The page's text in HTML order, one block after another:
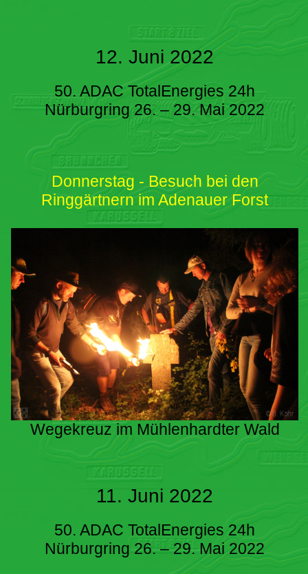
12. Juni 2022
50. ADAC TotalEnergies 24h
Nürburgring 26. – 29. Mai 2022
Donnerstag - Besuch bei den
Ringgärtnern im Adenauer Forst
Wegekreuz im Mühlenhardter Wald
11. Juni 2022
50. ADAC TotalEnergies 24h
Nürburgring 26. – 29. Mai 2022